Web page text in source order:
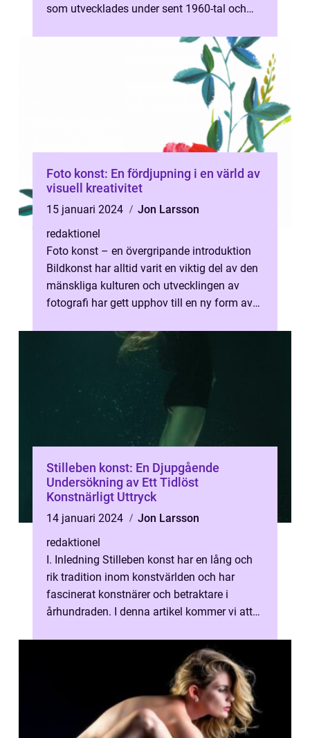
som utvecklades under sent 1960-tal och
Foto konst: En fördjupning i en värld av
visuell kreativitet
15 januari 2024
Jon Larsson
redaktionel
Foto konst – en övergripande introduktion
Bildkonst har alltid varit en viktig del av den
mänskliga kulturen och utvecklingen av
fotografi har gett upphov till en ny form av
Stilleben konst: En Djupgående
Undersökning av Ett Tidlöst
Konstnärligt Uttryck
14 januari 2024
Jon Larsson
redaktionel
I. Inledning Stilleben konst har en lång och
rik tradition inom konstvärlden och har
fascinerat konstnärer och betraktare i
århundraden. I denna artikel kommer vi att